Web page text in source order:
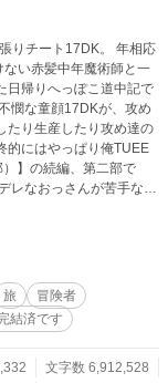
りチート17DK。 年相応
い赤髪中年魔術師と一
日帰りへっぽこ道中記で
な童顔17DKが、攻め
たり生産したり攻め達の
的にはやっぱり俺TUEE
記があるものは性描写
！） ツイッターで呟
す。：@onugiri_mgmg
旅
冒険者
結済です
文字数 6,912,528